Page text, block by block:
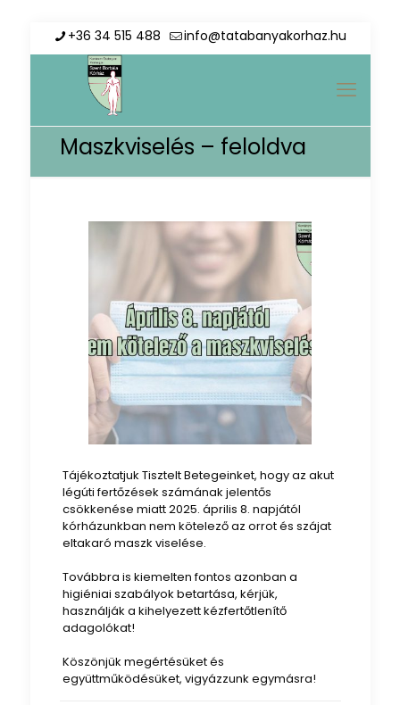
+36 34 515 488 info@tatabanyakorhaz.hu
Maszkviselés – feloldva
Tájékoztatjuk Tisztelt Betegeinket, hogy az akut
légúti fertőzések számának jelentős
csökkenése miatt 2025. április 8. napjától
kórházunkban nem kötelező az orrot és szájat
eltakaró maszk viselése.
Továbbra is kiemelten fontos azonban a
higiéniai szabályok betartása, kérjük,
használják a kihelyezett kézfertőtlenítő
adagolókat!
Köszönjük megértésüket és
együttműködésüket, vigyázzunk egymásra!